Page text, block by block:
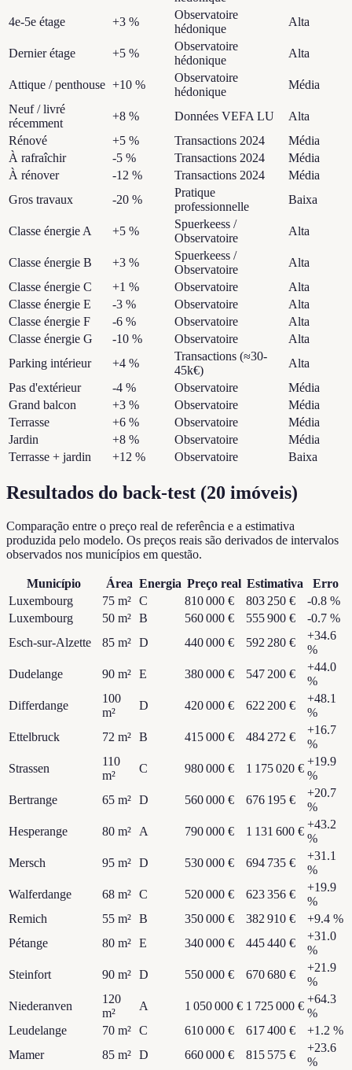
4e-5e étage
+3 %
Observatoire
hédonique
Alta
Dernier étage +5 %
Observatoire
hédonique
Alta
Attique / penthouse +10 %
Observatoire
hédonique
Média
Neuf / livré
récemment
+8 % Données VEFA LU
Alta
Rénové
+5 % Transactions 2024
Média
À rafraîchir
-5 % Transactions 2024
Média
À rénover
-12 % Transactions 2024
Média
Gros travaux
-20 %
Pratique
professionnelle
Baixa
Classe énergie A +5 %
Spuerkeess /
Observatoire
Alta
Classe énergie B +3 %
Spuerkeess /
Observatoire
Alta
Classe énergie C
+1 % Observatoire
Alta
Classe énergie E
-3 % Observatoire
Alta
Classe énergie F
-6 % Observatoire
Alta
Classe énergie G
-10 % Observatoire
Alta
Parking intérieur
+4 %
Transactions (≈30-
45k€)
Alta
Pas d'extérieur
-4 % Observatoire
Média
Grand balcon
+3 % Observatoire
Média
Terrasse
+6 % Observatoire
Média
Jardin
+8 % Observatoire
Média
Terrasse + jardin
+12 % Observatoire Baixa
Resultados do back-test (20 imóveis)
Comparação entre o preço real de referência e a estimativa
produzida pelo modelo. Os preços reais são derivados de intervalos
observados nos municípios em questão.
Município Área Energia Preço real Estimativa
Erro
Luxembourg
75 m² C 810 000 € 803 250 € -0.8 %
Luxembourg
50 m² B 560 000 € 555 900 € -0.7 %
Esch-sur-Alzette
85 m² D 440 000 € 592 280 €
+34.6
%
Dudelange
90 m² E 380 000 € 547 200 €
+44.0
%
Differdange
100
m²
D 420 000 € 622 200 €
+48.1
%
Ettelbruck
72 m² B 415 000 € 484 272 €
+16.7
%
Strassen
110
m²
C 980 000 € 1 175 020 €
+19.9
%
Bertrange
65 m² D 560 000 € 676 195 €
+20.7
%
Hesperange
80 m² A 790 000 € 1 131 600 €
+43.2
%
Mersch
95 m² D 530 000 € 694 735 €
+31.1
%
Walferdange
68 m² C 520 000 € 623 356 €
+19.9
%
Remich
55 m² B 350 000 € 382 910 € +9.4 %
Pétange
80 m² E 340 000 € 445 440 €
+31.0
%
Steinfort
90 m² D 550 000 € 670 680 €
+21.9
%
Niederanven
120
m²
A 1 050 000 € 1 725 000 €
+64.3
%
Leudelange
70 m² C 610 000 € 617 400 € +1.2 %
Mamer
85 m² D 660 000 € 815 575 €
+23.6
%